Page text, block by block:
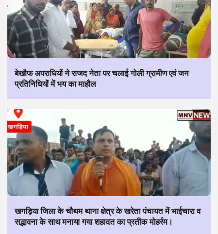
बेखौफ अपराधियों ने राजद नेता पर चलाई गोली ग्रामीण एवं जन
प्रतिनिधियों में भय का माहौल
खगड़िया जिला के चौथम थाना क्षेत्र के खरेता पंचायत में भाईचारा व
सद्भावना के साथ मनाया गया शहादत का प्रतीक मोहर्रम।